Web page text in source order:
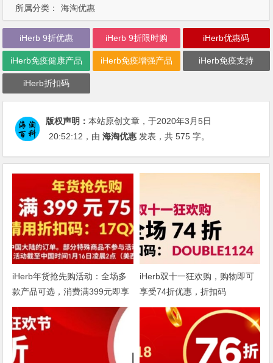
所属分类： 海淘优惠
iHerb 9折优惠 iHerb 9折限时购 iHerb优惠码
iHerb免疫健康产品 iHerb免疫增强产品 iHerb免疫支持
iHerb折扣码
版权声明：本站原创文章，于2020年3月5日
20:52:12 ，由海淘优惠 发表，共 575 字。
iHerb年货抢先购活动：全场多
款产品可选，消费满399元即享
75折
iHerb双十一狂欢购，购物即可
享受74折优惠，折扣码
DOUBLE1124